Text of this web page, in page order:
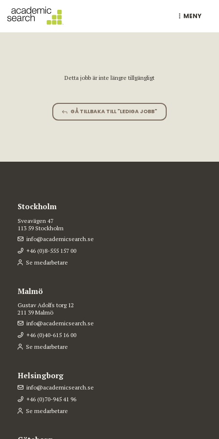
MENY
Detta jobb är inte längre tillgängligt
GÅ TILLBAKA TILL "LEDIGA JOBB"
Stockholm
Sveavägen 47
113 59 Stockholm
info@academicsearch.se
+46 (0)8-555 157 00
Se medarbetare
Malmö
Gustav Adolfs torg 12
211 39 Malmö
info@academicsearch.se
+46 (0)40-615 16 00
Se medarbetare
Helsingborg
info@academicsearch.se
+46 (0)70-945 41 96
Se medarbetare